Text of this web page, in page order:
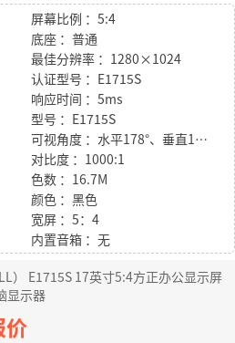
屏幕比例 ：5:4
底座 ：普通
最佳分辨率 ：1280×1024
认证型号 ：E1715S
响应时间 ：5ms
型号 ：E1715S
可视角度 ：水平178°、垂直170°
对比度 ：1000:1
色数 ：16.7M
颜色 ：黑色
宽屏 ：5：4
内置音箱 ：无
） E1715S 17英寸5:4方正办公显示屏
显示器
价